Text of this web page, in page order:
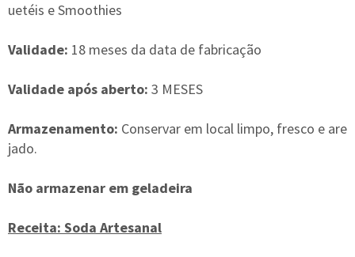
uetéis e Smoothies
Validade: 18 meses da data de fabricação
Validade após aberto: 3 MESES
Armazenamento: Conservar em local limpo, fresco e are
jado.
Não armazenar em geladeira
Receita: Soda Artesanal